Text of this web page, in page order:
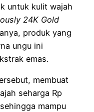
untuk kulit wajah
24K Gold
produk yang
ungu ini
emas.
membuat
seharga Rp
mampu